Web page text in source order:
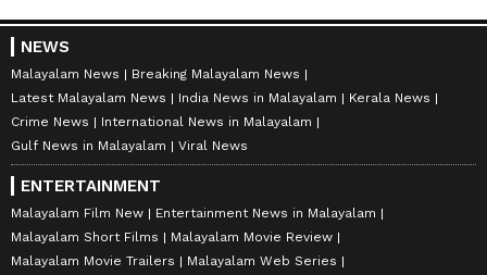
NEWS
Malayalam News
Breaking Malayalam News
Latest Malayalam News
India News in Malayalam
Kerala News
Crime News
International News in Malayalam
Gulf News in Malayalam
Viral News
ENTERTAINMENT
Malayalam Film New
Entertainment News in Malayalam
Malayalam Short Films
Malayalam Movie Review
Malayalam Movie Trailers
Malayalam Web Series